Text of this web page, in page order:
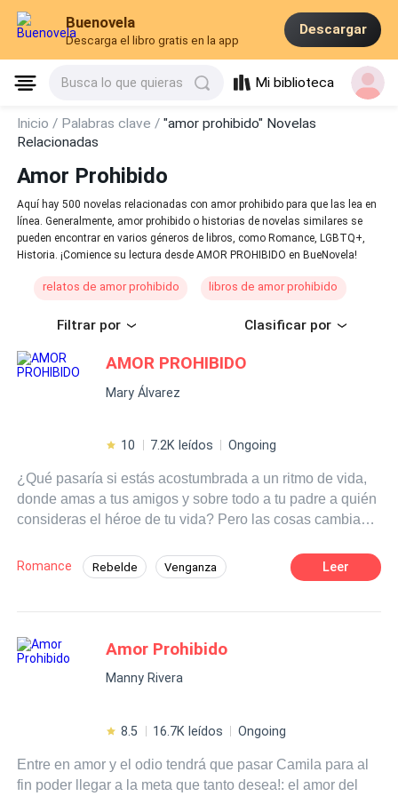
Buenovela
Descarga el libro gratis en la app
Descargar
Busca lo que quieras Mi biblioteca
Inicio / Palabras clave /"amor prohibido" Novelas
Relacionadas
Amor Prohibido
Aquí hay 500 novelas relacionadas con amor prohibido para que las lea en
línea. Generalmente, amor prohibido o historias de novelas similares se
pueden encontrar en varios géneros de libros, como Romance, LGBTQ+,
Historia. ¡Comience su lectura desde AMOR PROHIBIDO en BueNovela!
relatos de amor prohibido libros de amor prohibido
Filtrar por Clasificar por
AMOR PROHIBIDO
Mary Álvarez
10 7.2K leídos Ongoing
¿Qué pasaría si estás acostumbrada a un ritmo de vida,
donde amas a tus amigos y sobre todo a tu padre a quién
consideras el héroe de tu vida? Pero las cosas cambian
dejar una carta a su hija, y a la madre de esta con su
última voluntad escrita: Vivir juntas. Ella acepta buscar a
su madre decide que tiene que ser independiente por lo
que busca un trabajo y un departamento ya que que no
sabe cómo será la relación con su madre y puede que no
no le costó conseguir un buen trabajo, gracias a que su
apartamento a su gusto y muy elegante. Pensaba que
todo lo podría sobrellevar, hasta que conoce al dueño de
Romance Rebelde Venganza
Amor Prohibido CEO
Leer
Amor Prohibido
Manny Rivera
8.5 16.7K leídos Ongoing
Entre en amor y el odio tendrá que pasar Camila para al
fin poder llegar a la meta que tanto desea!: el amor del